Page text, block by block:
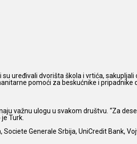
uređivali dvorišta škola i vrtića,
pomoći za beskućnike i pripadnike
važnu ulogu u svakom društvu. “Za
Turk.
Generale Srbija, UniCredit Bank,